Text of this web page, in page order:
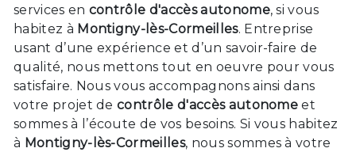
services en contrôle d'accès autonome, si vous
habitez à Montigny-lès-Cormeilles. Entreprise
usant d’une expérience et d’un savoir-faire de
qualité, nous mettons tout en oeuvre pour vous
satisfaire. Nous vous accompagnons ainsi dans
votre projet decontrôle d'accès autonome et
sommes à l’écoute de vos besoins. Si vous habitez
à Montigny-lès-Cormeilles, nous sommes à votre